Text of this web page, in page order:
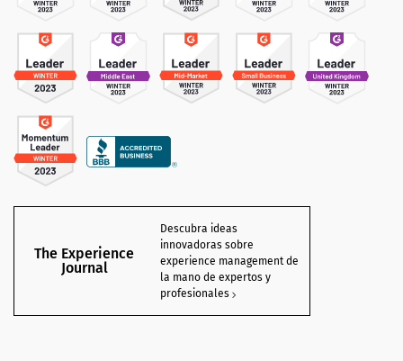
The Experience
Journal
Descubra ideas
innovadoras sobre
experience management de
la mano de expertos y
profesionales